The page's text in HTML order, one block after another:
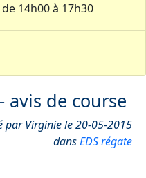
14h00 à 17h30
avis de course
par Virginie le 20-05-2015
dansEDS régate